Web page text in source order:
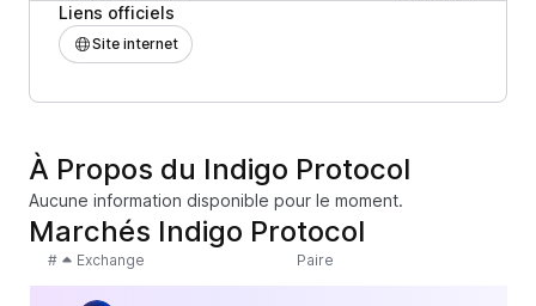
Liens officiels
Site internet
À Propos du Indigo Protocol
Aucune information disponible pour le moment.
Marchés Indigo Protocol
# Exchange Paire